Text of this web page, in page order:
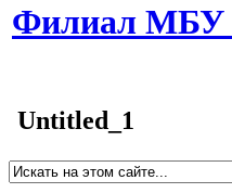
Филиал МБУ
Untitled_1